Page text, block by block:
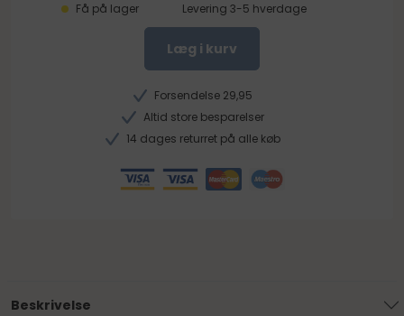
Få på lager
Levering 3-5 hverdage
Læg i kurv
Forsendelse 29,95
Altid store besparelser
14 dages returret på alle køb
Beskrivelse